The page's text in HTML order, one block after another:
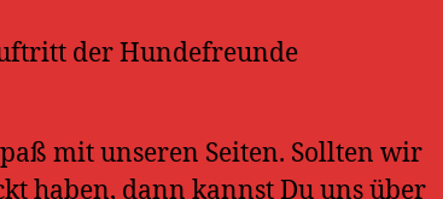
der Hundefreunde
mit unseren Seiten. Sollten wir
haben, dann kannst Du uns über